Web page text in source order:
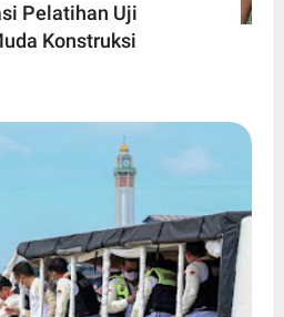
Pelatihan Uji
Konstruksi